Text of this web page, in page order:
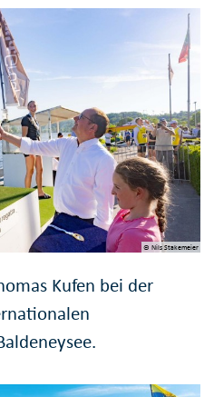
© Nils Stakemeier
Kufen bei der